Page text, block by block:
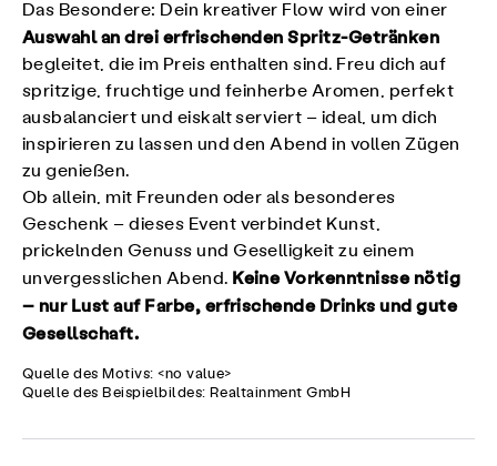
Das Besondere: Dein kreativer Flow wird von einer
Auswahl an drei erfrischenden Spritz-Getränken
begleitet, die im Preis enthalten sind. Freu dich auf
spritzige, fruchtige und feinherbe Aromen, perfekt
ausbalanciert und eiskalt serviert – ideal, um dich
inspirieren zu lassen und den Abend in vollen Zügen
zu genießen.
Ob allein, mit Freunden oder als besonderes
Geschenk – dieses Event verbindet Kunst,
prickelnden Genuss und Geselligkeit zu einem
unvergesslichen Abend. Keine Vorkenntnisse nötig
– nur Lust auf Farbe, erfrischende Drinks und gute
Gesellschaft.
Quelle des Motivs: <no value>
Quelle des Beispielbildes: Realtainment GmbH